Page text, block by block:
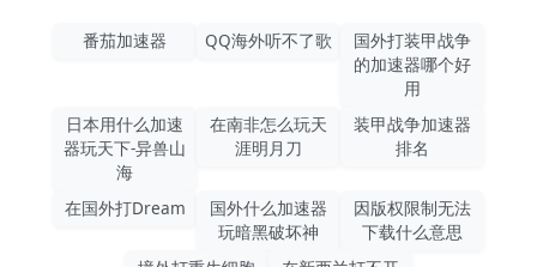
番茄加速器 QQ海外听不了歌
国外打装甲战争
的加速器哪个好
用
日本用什么加速
器玩天下-异兽山
海
在南非怎么玩天
涯明月刀
装甲战争加速器
排名
在国外打Dream
国外什么加速器
玩暗黑破坏神
因版权限制无法
下载什么意思